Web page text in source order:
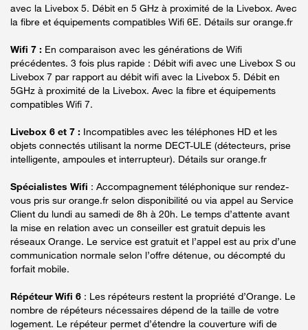
avec la Livebox 5. Débit en 5 GHz à proximité de la Livebox. Avec
la fibre et équipements compatibles Wifi 6E. Détails sur orange.fr
Wifi 7 : En comparaison avec les générations de Wifi
précédentes. 3 fois plus rapide : Débit wifi avec une Livebox S ou
Livebox 7 par rapport au débit wifi avec la Livebox 5. Débit en
5GHz à proximité de la Livebox. Avec la fibre et équipements
compatibles Wifi 7.
Livebox 6 et 7 : Incompatibles avec les téléphones HD et les
objets connectés utilisant la norme DECT-ULE (détecteurs, prise
intelligente, ampoules et interrupteur). Détails sur orange.fr
Spécialistes Wifi : Accompagnement téléphonique sur rendez-
vous pris sur orange.fr selon disponibilité ou via appel au Service
Client du lundi au samedi de 8h à 20h. Le temps d’attente avant
la mise en relation avec un conseiller est gratuit depuis les
réseaux Orange. Le service est gratuit et l’appel est au prix d’une
communication normale selon l’offre détenue, ou décompté du
forfait mobile.
Répéteur Wifi 6 : Les répéteurs restent la propriété d’Orange. Le
nombre de répéteurs nécessaires dépend de la taille de votre
logement. Le répéteur permet d’étendre la couverture wifi de